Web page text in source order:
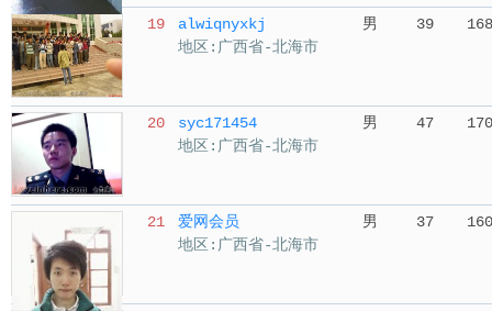
19 alwiqnyxkj 男 39
168
地区:广西省-北海市
20 syc171454 男 47
170
地区:广西省-北海市
21 爱网会员 男 37
160
地区:广西省-北海市